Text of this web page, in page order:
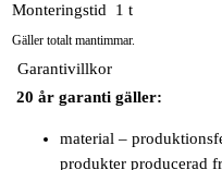
Monteringstid
1 t
Gäller totalt mantimmar.
Garantivillkor
20 år garanti gäller:
material –
produkter producerad